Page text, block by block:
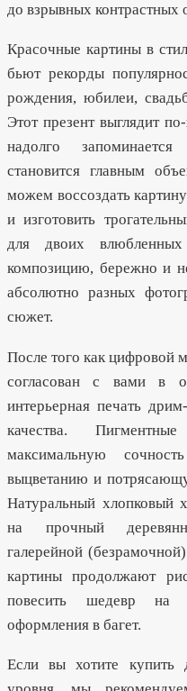
до взрывных контрастных
Красочные картины в
бьют рекорды
рождения, юбилеи,
Этот презент выглядит
надолго
становится главным
можем воссоздать
и изготовить
для двоих
композицию, бережно и
абсолютно разных
сюжет.
После того как цифровой
согласован с вами в
интерьерная печать
качества.
максимальную
выцветанию и
Натуральный хлопковый
на прочный
галерейной
картины продолжают
повесить шедевр на
оформления в багет.
Если вы хотите купить